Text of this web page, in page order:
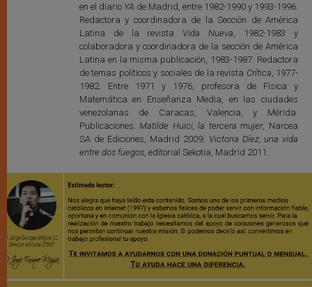
en el diario YA de Madrid, entre 1982-1990 y 1993-1996.
Redactora y coordinadora de la Sección de América
Latina de la revista Vida Nueva, 1982-1983 y
colaboradora y coordinadora de la sección de América
Latina en la misma publicación, 1983-1987. Redactora
de temas políticos y sociales de la revista Crítica, 1977-
1982. Entre 1971 y 1976, profesora de Física y
Matemática en Enseñanza Media, en las ciudades
venezolanas de Caracas, Valencia, y Mérida.
Publicaciones:Matilde Huici, la tercera mujer, Narcea
SA de Ediciones, Madrid 2009; Victoria Díez, una vida
entre dos fuegos, editorial Sekotia, Madrid 2011.